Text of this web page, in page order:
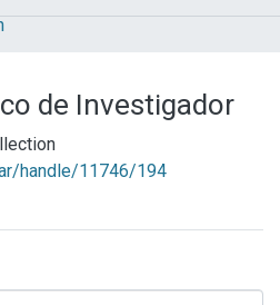
de Investigador
handle/11746/194